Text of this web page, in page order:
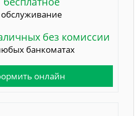
обслуживание
без комиссии
банкоматах
онлайн